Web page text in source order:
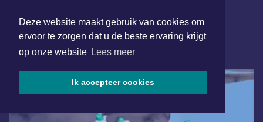
Deze website maakt gebruik van cookies om
ervoor te zorgen dat u de beste ervaring krijgt
op onze website Lees meer
Ik accepteer cookies
Aanmelden
ONLINE DAGBLADEN